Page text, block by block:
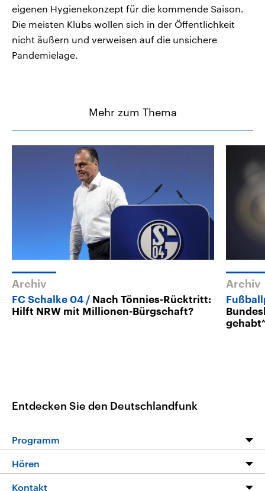
eigenen Hygienekonzept für die kommende Saison.
Die meisten Klubs wollen sich in der Öffentlichkeit
nicht äußern und verweisen auf die unsichere
Pandemielage.
Mehr zum Thema
Archiv
FC Schalke 04
Nach Tönnies-Rücktritt:
Hilft NRW mit Millionen-Bürgschaft?
Archiv
Entdecken Sie den Deutschlandfunk
Programm
Programm
Hören
Livestream
Kontakt